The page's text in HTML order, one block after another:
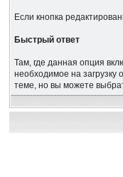
Если кнопка
Быстрый ответ
Там, где данная опция
необходимое на
теме, но вы можете